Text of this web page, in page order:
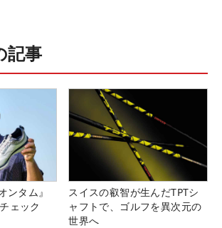
記事
ンタム』
ェック
スイスの叡智が生んだTPTシ
ャフトで、ゴルフを異次元の
世界へ